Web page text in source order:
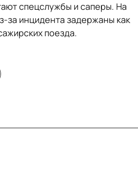
спецслужбы и саперы. На
за инцидента задержаны как
поезда.